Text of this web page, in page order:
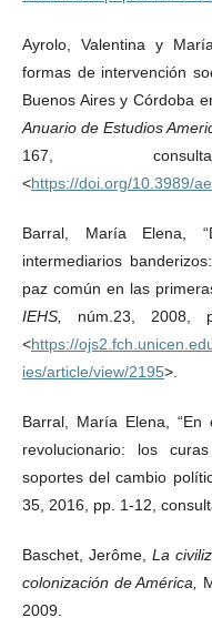
Ayrolo, Valentina y
formas de intervención
Buenos Aires y Córdoba
Anuario de Estudios
167,
<https://doi.org/10.3989/
Barral, María Elena,
intermediarios
paz común en las
IEHS, núm.23, 2008,
<https://
ies/article/view/2195>.
Barral, María Elena,
revolucionario: los
soportes del cambio
35, 2016, pp. 1-12,
Baschet, Jerôme, La
colonización de América,
2009.